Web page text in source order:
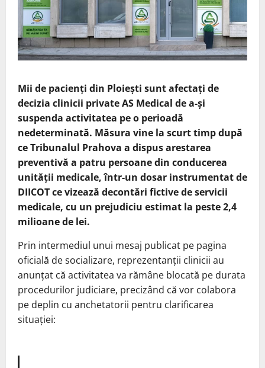
Mii de pacienți din Ploiești sunt afectați de
decizia clinicii private AS Medical de a-și
suspenda activitatea pe o perioadă
nedeterminată. Măsura vine la scurt timp după
ce Tribunalul Prahova a dispus arestarea
preventivă a patru persoane din conducerea
unității medicale, într-un dosar instrumentat de
DIICOT ce vizează decontări fictive de servicii
medicale, cu un prejudiciu estimat la peste 2,4
milioane de lei.
Prin intermediul unui mesaj publicat pe pagina
oficială de socializare, reprezentanții clinicii au
anunțat că activitatea va rămâne blocată pe durata
procedurilor judiciare, precizând că vor colabora
pe deplin cu anchetatorii pentru clarificarea
situației: